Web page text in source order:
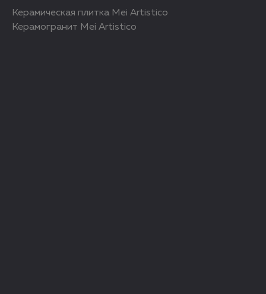
Керамическая плитка Mei Artistico
Керамогранит Mei Artistico